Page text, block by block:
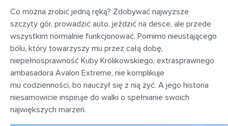
Co można zrobić jedną ręką? Zdobywać najwyższe
szczyty gór, prowadzić auto, jeździć na desce, ale przede
wszystkim normalnie funkcjonować. Pomimo nieustającego
bólu, który towarzyszy mu przez całą dobę,
niepełnosprawność Kuby Królikowskiego, extrasprawnego
ambasadora Avalon Extreme, nie komplikuje
mu codzienności, bo nauczył się z nią żyć. A jego historia
niesamowicie inspiruje do walki o spełnianie swoich
największych marzeń.